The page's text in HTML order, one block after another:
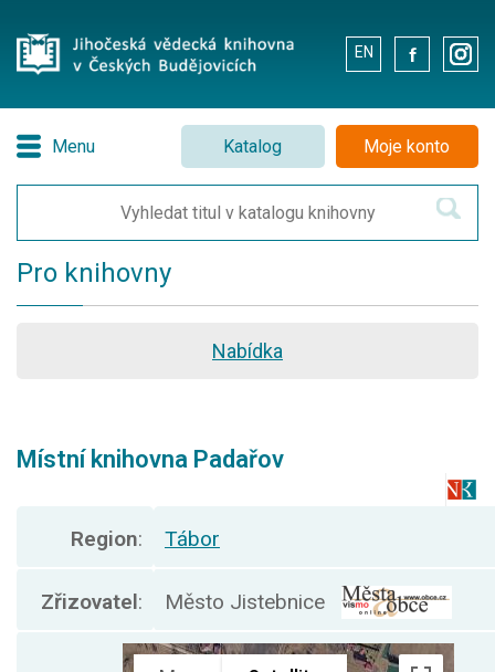
EN . .
Menu Katalog Moje konto
Pro knihovny
Nabídka
Místní knihovna Padařov
Region: Tábor
Zřizovatel: Město Jistebnice